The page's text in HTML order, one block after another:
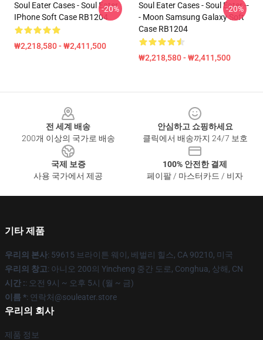
Soul Eater Cases - Soul Eater
IPhone Soft Case RB1204
₩2,218,580 - ₩2,411,500
-20%
Soul Eater Cases - Soul Eater --
- Moon Samsung Galaxy Soft
Case RB1204
₩2,218,580 - ₩2,411,500
-20%
전 세계 배송
200개 이상의 국가로 배송
안심하고 쇼핑하세요
클릭에서 배송까지 24/7 보호
국제 보증
사용 국가에서 제공
100% 안전한 결제
페이팔 / 마스터카드 / 비자
기타 제품
우리의 본사: 59615 브라이튼 웨이, 베벌리 힐스, CA 90210, 미국
우리의 창고: 아니오 200의 Yincheng 중간 도로, Conghua, 상해, CN
시간 :: 오전 9시 ~ 오후 5시 (월 ~ 금)
이름 *: 연락처@souleater.store
우리의 회사
제품 정보